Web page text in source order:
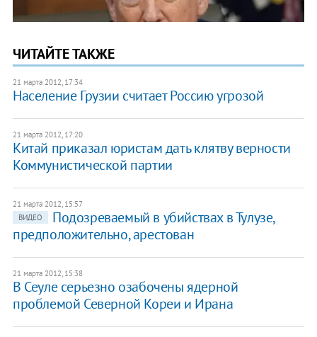
ЧИТАЙТЕ ТАКЖЕ
21 марта 2012, 17:34
​Население Грузии считает Россию угрозой
21 марта 2012, 17:20
​Китай приказал юристам дать клятву верности
Коммунистической партии
21 марта 2012, 15:57
ВИДЕО
​Подозреваемый в убийствах в Тулузе,
предположительно, арестован
21 марта 2012, 15:38
​В Сеуле серьезно озабочены ядерной
проблемой Северной Кореи и Ирана